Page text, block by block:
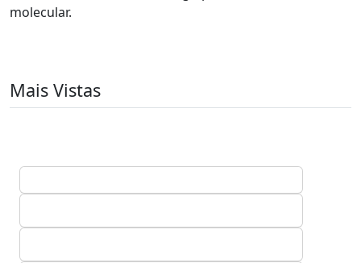
molecular.
Mais Vistas